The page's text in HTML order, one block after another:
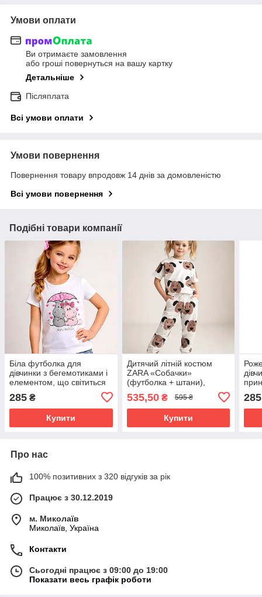
Умови оплати
Ви отримаєте замовлення
або гроші повернуться на вашу картку
Детальніше
Післяплата
Всі умови оплати
Умови повернення
Повернення товару впродовж 14 днів за домовленістю
Всі умови повернення
Подібні товари компанії
Біла футболка для
дівчинки з бегемотиками і
елементом, що світиться
98,104,110,116,122,128
285 ₴
Купити
Дитячий літній костюм
ZARA «Собачки»
(футболка + штани),
Португалія, 98–104 см
535,50₴ 595 ₴
Купити
285
Про нас
100% позитивних з 320 відгуків за рік
Працює з 30.12.2019
м. Миколаїв
Миколаїв, Україна
Контакти
Сьогодні працює з 09:00 до 19:00
Показати весь графік роботи